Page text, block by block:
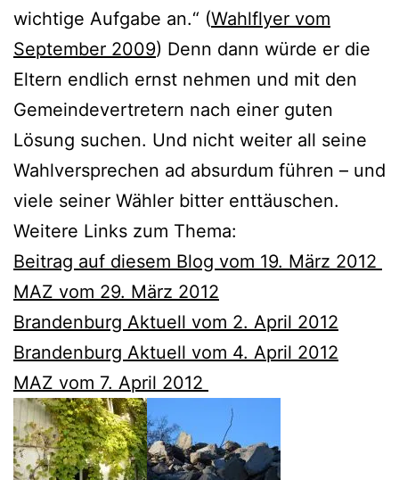
wichtige Aufgabe an.“ (Wahlflyer vom
September 2009) Denn dann würde er die
Eltern endlich ernst nehmen und mit den
Gemeindevertretern nach einer guten
Lösung suchen. Und nicht weiter all seine
Wahlversprechen ad absurdum führen – und
viele seiner Wähler bitter enttäuschen.
Weitere Links zum Thema:
Beitrag auf diesem Blog vom 19. März 2012
MAZ vom 29. März 2012
Brandenburg Aktuell vom 2. April 2012
Brandenburg Aktuell vom 4. April 2012
MAZ vom 7. April 2012